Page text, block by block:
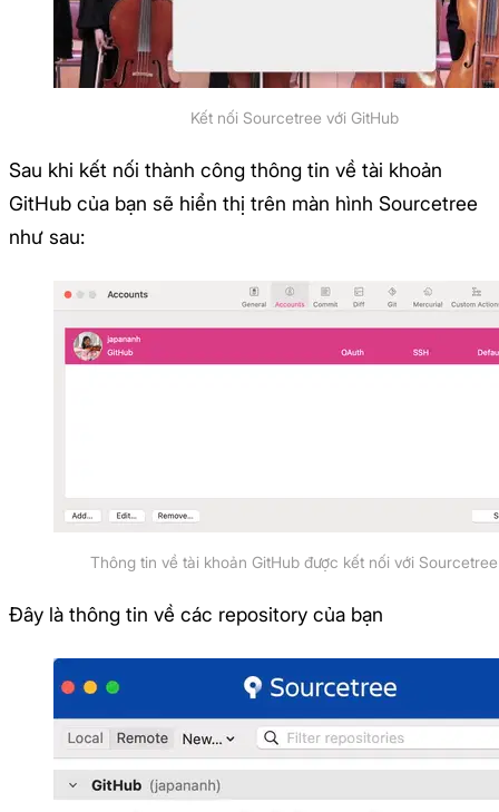
Kết nối Sourcetree với GitHub
Sau khi kết nối thành công thông tin về tài khoản
GitHub của bạn sẽ hiển thị trên màn hình Sourcetree
như sau:
Thông tin về tài khoản GitHub được kết nối với Sourcetree
Đây là thông tin về các repository của bạn